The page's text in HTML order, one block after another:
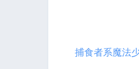
捕食者系魔法